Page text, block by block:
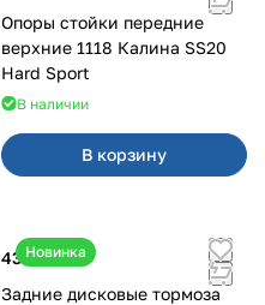
Опоры стойки передние
верхние 1118 Калина SS20
Hard Sport
В наличии
В корзину
Новинка
43 000 ₽
Задние дисковые тормоза